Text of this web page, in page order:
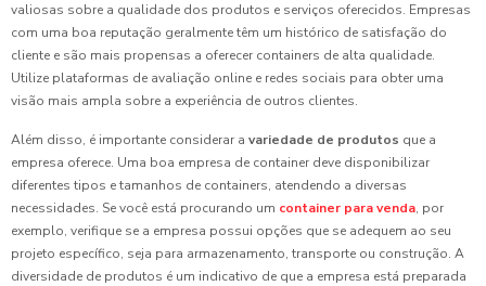
valiosas sobre a qualidade dos produtos e serviços oferecidos. Empresas
com uma boa reputação geralmente têm um histórico de satisfação do
cliente e são mais propensas a oferecer containers de alta qualidade.
Utilize plataformas de avaliação online e redes sociais para obter uma
visão mais ampla sobre a experiência de outros clientes.
Além disso, é importante considerar a variedade de produtos que a
empresa oferece. Uma boa empresa de container deve disponibilizar
diferentes tipos e tamanhos de containers, atendendo a diversas
necessidades. Se você está procurando um container para venda, por
exemplo, verifique se a empresa possui opções que se adequem ao seu
projeto específico, seja para armazenamento, transporte ou construção. A
diversidade de produtos é um indicativo de que a empresa está preparada